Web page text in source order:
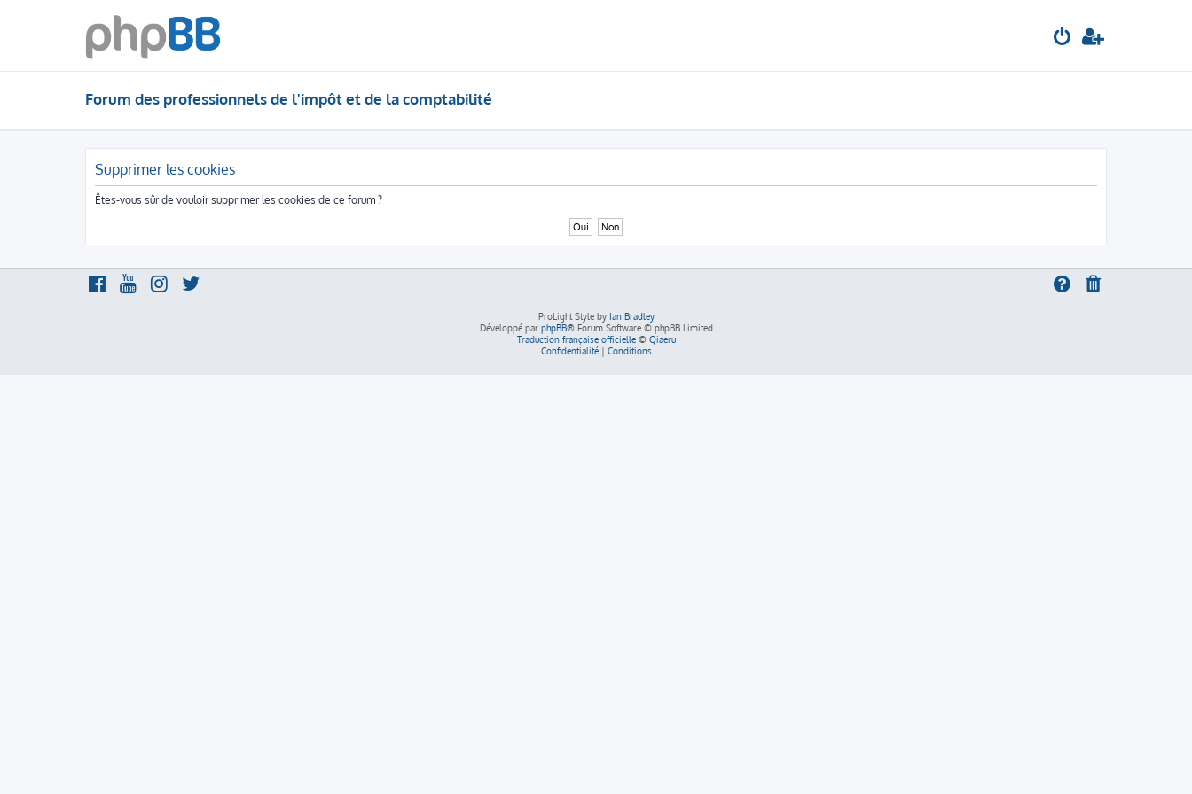
Forum des professionnels de l'impôt et de la comptabilité
Supprimer les cookies
Êtes-vous sûr de vouloir supprimer les cookies de ce forum ?
ProLight Style by Ian Bradley
Développé par phpBB® Forum Software © phpBB Limited
Traduction française officielle© Qiaeru
Confidentialité| Conditions